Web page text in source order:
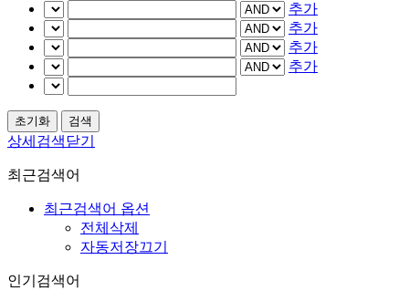
추가
추가
추가
추가
상세검색닫기
최근검색어
최근검색어 옵션
전체삭제
자동저장끄기
인기검색어